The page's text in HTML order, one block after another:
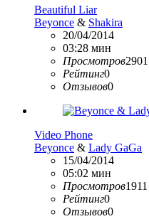
Beautiful Liar
Beyonce & Shakira
20/04/2014
03:28 мин
Просмотров2901
Рейтинг0
Отзывов0
Video Phone
Beyonce & Lady GaGa
15/04/2014
05:02 мин
Просмотров1911
Рейтинг0
Отзывов0